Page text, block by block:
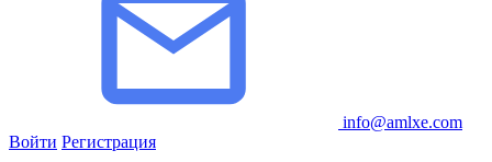
info@amlxe.com
Войти Регистрация